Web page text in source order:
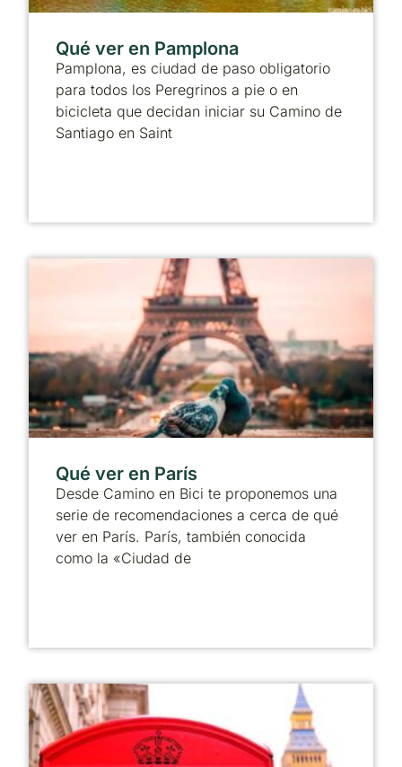
Qué ver en Pamplona
Pamplona, es ciudad de paso obligatorio
para todos los Peregrinos a pie o en
bicicleta que decidan iniciar su Camino de
Santiago en Saint
Qué ver en París
Desde Camino en Bici te proponemos una
serie de recomendaciones a cerca de qué
ver en París. París, también conocida
como la «Ciudad de